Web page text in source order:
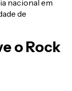
nacional em
de
o Rock